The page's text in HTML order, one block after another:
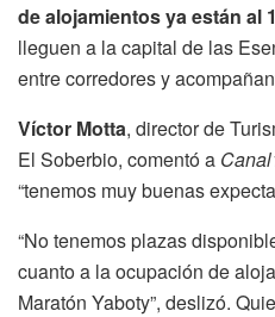
de alojamientos ya están al
lleguen a la capital de las
entre corredores y
Víctor Motta, director de
El Soberbio, comentó a
“tenemos muy buenas
“No tenemos plazas
cuanto a la ocupación de
Maratón Yaboty”, deslizó.